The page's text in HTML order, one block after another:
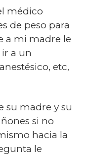
médico
de peso para
a mi madre le
a un
etc,
su madre y su
si no
hacia la
le